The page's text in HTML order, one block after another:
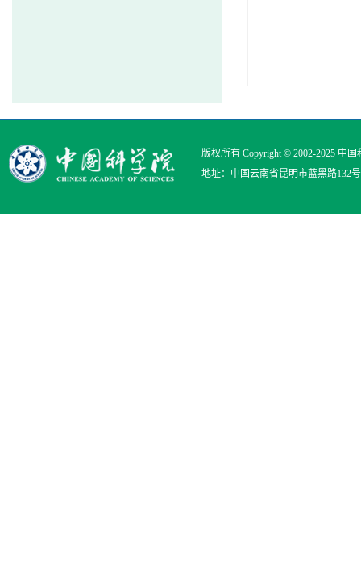
版权所有 Copyright © 2002-2025 中国
地址：中国云南省昆明市蓝黑路